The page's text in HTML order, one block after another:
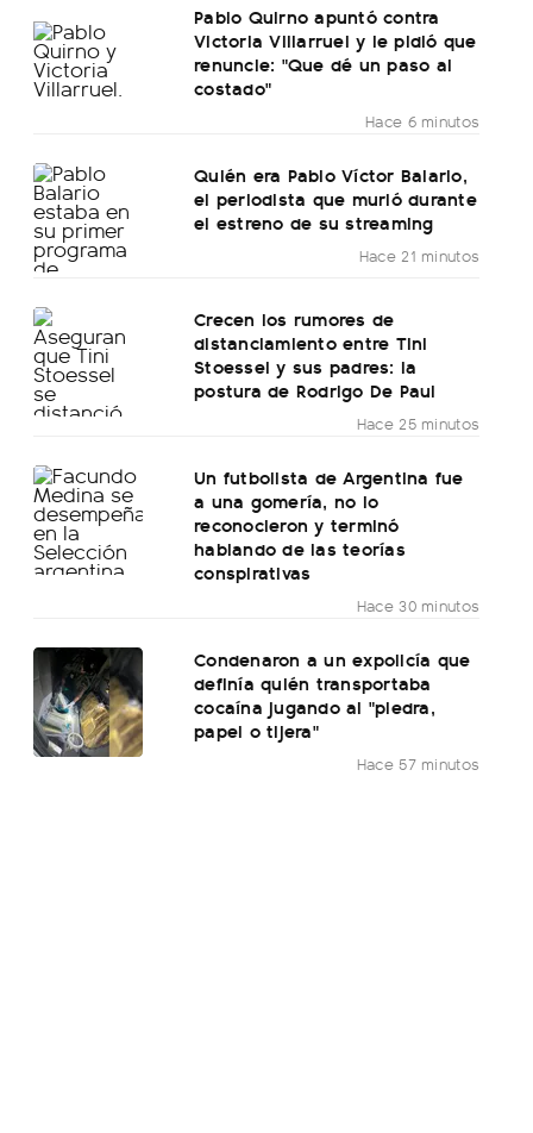
Pablo Quirno apuntó contra
Victoria Villarruel y le pidió que
renuncie: "Que dé un paso al
costado"
Hace 6 minutos
Quién era Pablo Víctor Balario,
el periodista que murió durante
el estreno de su streaming
Hace 21 minutos
Crecen los rumores de
distanciamiento entre Tini
Stoessel y sus padres: la
postura de Rodrigo De Paul
Hace 25 minutos
Un futbolista de Argentina fue
a una gomería, no lo
reconocieron y terminó
hablando de las teorías
conspirativas
Hace 30 minutos
Condenaron a un expolicía que
definía quién transportaba
cocaína jugando al "piedra,
papel o tijera"
Hace 57 minutos